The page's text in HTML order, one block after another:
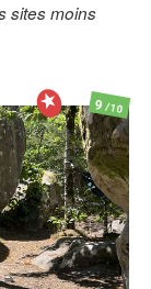
sites moins
9/10